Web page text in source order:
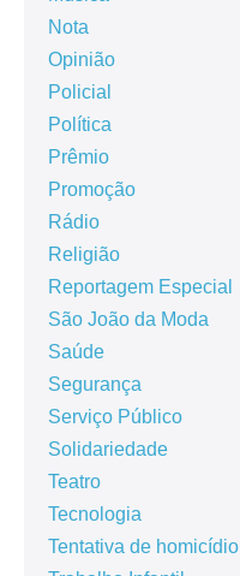
Nota
Opinião
Policial
Política
Prêmio
Promoção
Rádio
Religião
Reportagem Especial
São João da Moda
Saúde
Segurança
Serviço Público
Solidariedade
Teatro
Tecnologia
Tentativa de homicídio